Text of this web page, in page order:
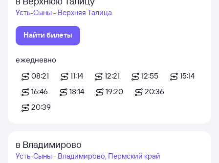
Усть-Сыны - Верхняя Талица
Найти билеты
ежедневно
08:21
11:14 12:21 12:55
15:14
16:46
18:14 19:20
20:36
20:39
в Владимирово
Усть-Сыны - Владимирово, Пермский край